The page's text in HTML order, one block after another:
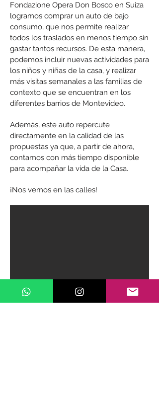
Fondazione Opera Don Bosco en Suiza
logramos comprar un auto de bajo
consumo, que nos permite realizar
todos los traslados en menos tiempo sin
gastar tantos recursos. De esta manera,
podemos incluir nuevas actividades para
los niños y niñas de la casa, y realizar
más visitas semanales a las familias de
contexto que se encuentran en los
diferentes barrios de Montevideo.
Además, este auto repercute
directamente en la calidad de las
propuestas ya que, a partir de ahora,
contamos con más tiempo disponible
para acompañar la vida de la Casa.
¡Nos vemos en las calles!